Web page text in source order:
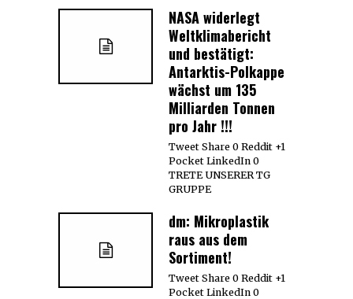
NASA widerlegt
Weltklimabericht
und bestätigt:
Antarktis-Polkappe
wächst um 135
Milliarden Tonnen
pro Jahr !!!
Tweet Share 0 Reddit +1
Pocket LinkedIn 0
TRETE UNSERER TG
GRUPPE
dm: Mikroplastik
raus aus dem
Sortiment!
Tweet Share 0 Reddit +1
Pocket LinkedIn 0